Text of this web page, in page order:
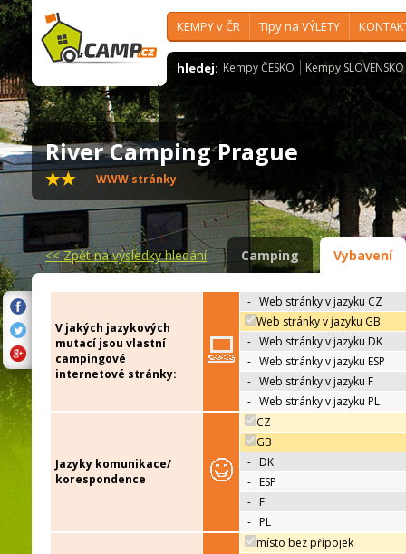
KEMPY v ČR Tipy na VÝLETY
hledej: Kempy ČESKO Kempy SLOVENSKO
River Camping Prague
WWW stránky
<<Zpět na výsledky hledání Camping Vybavení
V jakých jazykových
mutací jsou vlastní
campingové
internetové stránky:
- Web stránky v jazyku CZ
Web stránky v jazyku GB
- Web stránky v jazyku DK
- Web stránky v jazyku ESP
- Web stránky v jazyku F
- Web stránky v jazyku PL
Jazyky komunikace/
korespondence
CZ
GB
- DK
- ESP
- F
- PL
místo bez přípojek